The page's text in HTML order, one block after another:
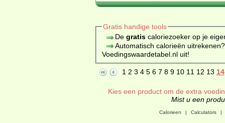
Gratis handige tools
De gratiscaloriezoeker op je
Automatisch calorieën
Voedingswaardetabel.nl uit!
1 2 3 4 5 6 7 8 9 10 11 12 13 14
Kies een product om de extra
Mist u een
Calorieen | Calculators |